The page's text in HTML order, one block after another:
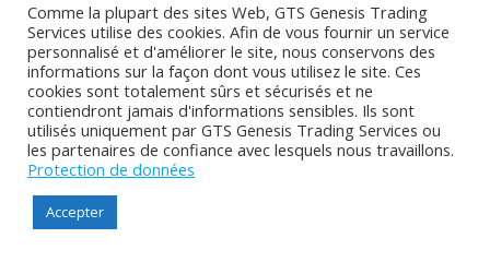
goldendice ar
goldenshore online en
goldenshore xyz en
gr2
Comme la plupart des sites Web, GTS Genesis Trading
Services utilise des cookies. Afin de vous fournir un service
personnalisé et d'améliorer le site, nous conservons des
informations sur la façon dont vous utilisez le site. Ces
cookies sont totalement sûrs et sécurisés et ne
contiendront jamais d'informations sensibles. Ils sont
utilisés uniquement par GTS Genesis Trading Services ou
les partenaires de confiance avec lesquels nous travaillons.
Protection de données
Accepter